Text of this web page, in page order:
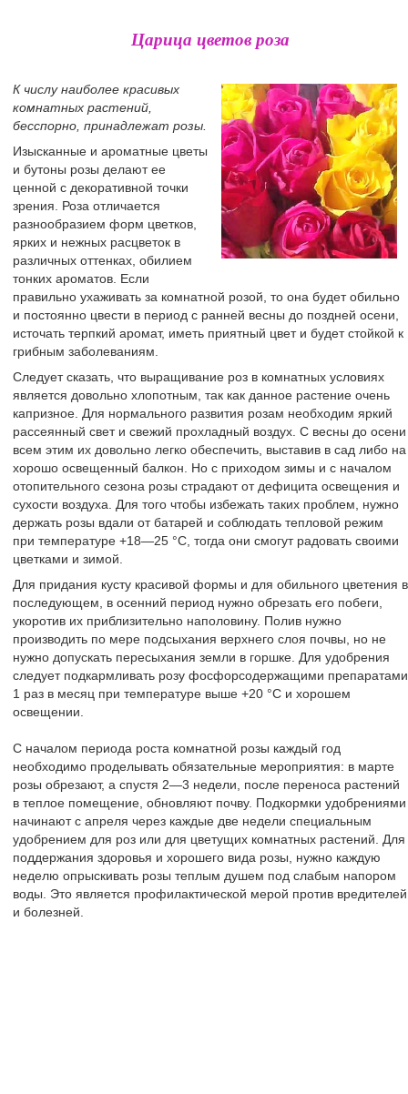
Царица цветов роза
К числу наиболее красивых
комнатных растений,
бесспорно, принадлежат розы.
Изысканные и ароматные цветы
и бутоны розы делают ее
ценной с декоративной точки
зрения. Роза отличается
разнообразием форм цветков,
ярких и нежных расцветок в
различных оттенках, обилием
тонких ароматов. Если
правильно ухаживать за комнатной розой, то она будет обильно
и постоянно цвести в период с ранней весны до поздней осени,
источать терпкий аромат, иметь приятный цвет и будет стойкой к
грибным заболеваниям.
Следует сказать, что выращивание роз в комнатных условиях
является довольно хлопотным, так как данное растение очень
капризное. Для нормального развития розам необходим яркий
рассеянный свет и свежий прохладный воздух. С весны до осени
всем этим их довольно легко обеспечить, выставив в сад либо на
хорошо освещенный балкон. Но с приходом зимы и с началом
отопительного сезона розы страдают от дефицита освещения и
сухости воздуха. Для того чтобы избежать таких проблем, нужно
держать розы вдали от батарей и соблюдать тепловой режим
при температуре +18—25 °C, тогда они смогут радовать своими
цветками и зимой.
Для придания кусту красивой формы и для обильного цветения в
последующем, в осенний период нужно обрезать его побеги,
укоротив их приблизительно наполовину. Полив нужно
производить по мере подсыхания верхнего слоя почвы, но не
нужно допускать пересыхания земли в горшке. Для удобрения
следует подкармливать розу фосфорсодержащими препаратами
1 раз в месяц при температуре выше +20 °C и хорошем
освещении.
С началом периода роста комнатной розы каждый год
необходимо проделывать обязательные мероприятия: в марте
розы обрезают, а спустя 2—3 недели, после переноса растений
в теплое помещение, обновляют почву. Подкормки удобрениями
начинают с апреля через каждые две недели специальным
удобрением для роз или для цветущих комнатных растений. Для
поддержания здоровья и хорошего вида розы, нужно каждую
неделю опрыскивать розы теплым душем под слабым напором
воды. Это является профилактической мерой против вредителей
и болезней.